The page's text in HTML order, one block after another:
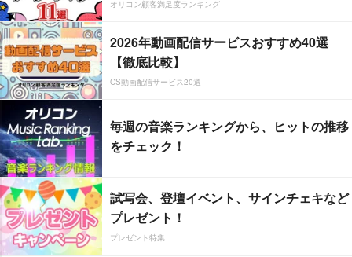
オリコン顧客満足度ランキング
2026年動画配信サービスおすすめ40選
【徹底比較】
CS動画配信サービス20選
毎週の音楽ランキングから、ヒットの推移
をチェック！
試写会、登壇イベント、サインチェキなど
プレゼント！
プレゼント特集